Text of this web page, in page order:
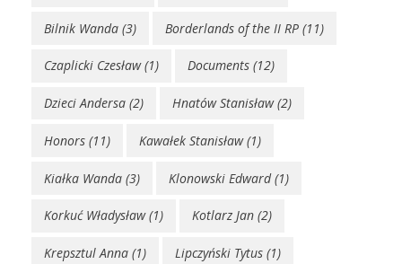
Bilnik Wanda (3) Borderlands of the II RP (11)
Czaplicki Czesław(1) Documents (12)
Dzieci Andersa (2) Hnatów Stanisław(2)
Honors (11) Kawałek Stanisław(1)
Kiałka Wanda (3) Klonowski Edward(1)
Korkuć Władysław(1) Kotlarz Jan (2)
Krepsztul Anna (1) Lipczyński Tytus (1)